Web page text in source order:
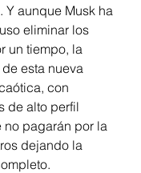
Y aunque Musk ha
eliminar los
un tiempo, la
esta nueva
con
de alto perfil
pagarán por la
dejando la